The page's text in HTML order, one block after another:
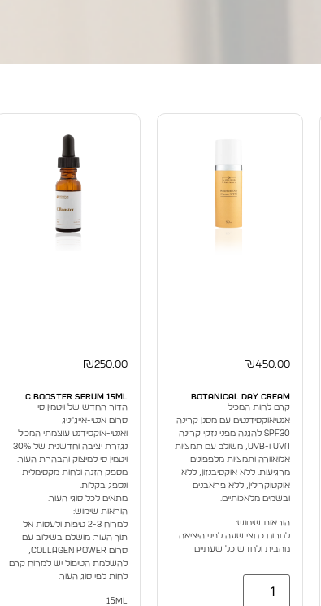
₪450.00
Botanical Day Cream
קרם לחות המכיל
אנטיאוקסידנטים עם מסנן קרינה
SPF30 להגנה מפני נזקי קרינה
UVA ו-UVB, משולב עם תמציות
אלואוורה ותמציות מלפפונים
מרגיעות. ללא אוקסיבנזון, ללא
אוקטוקרילין, ללא פראבנים
ובשמים מלאכותיים.
הוראות שימוש:
למרוח כחצי שעה לפני היציאה
מהבית ולחדש כל שעתיים
₪250.00
C Booster Serum 15ml
הדור החדש של ויטמין סי
סרום אנטי-אייג'יניג
ואנטי-אוקסידנט עוצמתי המכיל
נגזרת יציבה וחדשנית של 30%
ויטמין סי למיצוק והבהרת העור.
מספק הזנה ולחות מקסימלית
ונספג בקלות.
מתאים לכל סוגי העור.
הוראות שימוש:
למרוח 2-3 טיפות ולעסות אל
תוך העור. מושלם בשילוב עם
סרום Collagen Power,
להשלמת הטיפול יש למרוח קרם
לחות לפי סוג העור.
15ml